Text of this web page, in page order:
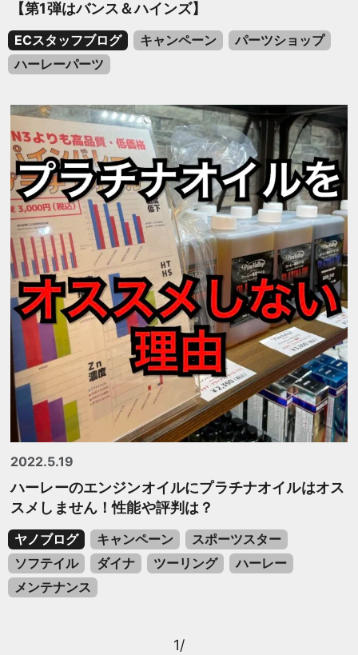
【第1弾はバンス＆ハインズ】
ECスタッフブログ キャンペーン
パーツショップ
ハーレーパーツ
2022.5.19
ハーレーのエンジンオイルにプラチナオイルはオス
スメしません！性能や評判は？
ヤノブログ キャンペーン
スポーツスター
ソフテイル
ダイナ ツーリング
ハーレー
メンテナンス
1/